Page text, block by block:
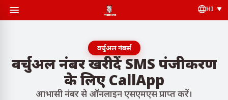
HI
वर्चुअल नंबर्स
वर्चुअल नंबर खरीदें SMS पंजीकरण
के लिए CallApp
आभासी नंबर से ऑनलाइन एसएमएस प्राप्त करें।